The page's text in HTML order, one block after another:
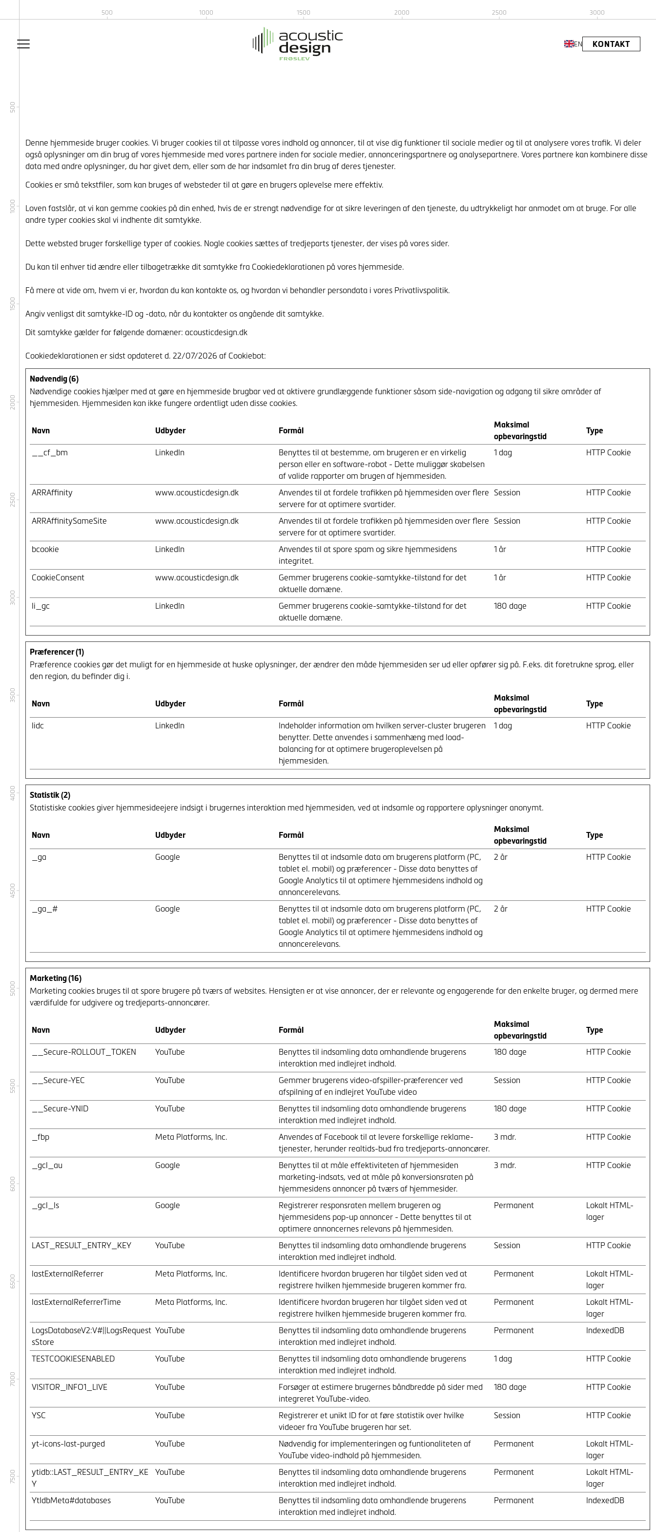
EN KONTAKT
500 1000 1500 2000 2500 3000
500
1000
1500
2000
2500
3000
3500
4000
4500
5000
5500
6000
6500
7000
7500
Denne hjemmeside bruger cookies. Vi bruger cookies til at tilpasse vores indhold og annoncer, til at vise dig funktioner til sociale medier og til at analysere vores trafik. Vi deler
også oplysninger om din brug af vores hjemmeside med vores partnere inden for sociale medier, annonceringspartnere og analysepartnere. Vores partnere kan kombinere disse
data med andre oplysninger, du har givet dem, eller som de har indsamlet fra din brug af deres tjenester.
Cookies er små tekstfiler, som kan bruges af websteder til at gøre en brugers oplevelse mere effektiv.
Loven fastslår, at vi kan gemme cookies på din enhed, hvis de er strengt nødvendige for at sikre leveringen af den tjeneste, du udtrykkeligt har anmodet om at bruge. For alle
andre typer cookies skal vi indhente dit samtykke.
Dette websted bruger forskellige typer af cookies. Nogle cookies sættes af tredjeparts tjenester, der vises på vores sider.
Du kan til enhver tid ændre eller tilbagetrække dit samtykke fra Cookiedeklarationen på vores hjemmeside.
Få mere at vide om, hvem vi er, hvordan du kan kontakte os, og hvordan vi behandler persondata i vores Privatlivspolitik.
Angiv venligst dit samtykke-ID og -dato, når du kontakter os angående dit samtykke.
Dit samtykke gælder for følgende domæner: acousticdesign.dk
Cookiedeklarationen er sidst opdateret d. 22/07/2026 af Cookiebot:
Nødvendig (6)
Nødvendige cookies hjælper med at gøre en hjemmeside brugbar ved at aktivere grundlæggende funktioner såsom side-navigation og adgang til sikre områder af
hjemmesiden. Hjemmesiden kan ikke fungere ordentligt uden disse cookies.
Navn Udbyder Formål
Maksimal
opbevaringstid
Type
__cf_bm LinkedIn
Benyttes til at bestemme, om brugeren er en virkelig
person eller en software-robot - Dette muliggør skabelsen
af valide rapporter om brugen af hjemmesiden.
1 dag HTTP Cookie
ARRAffinity www.acousticdesign.dk
Anvendes til at fordele trafikken på hjemmesiden over flere
servere for at optimere svartider.
Session HTTP Cookie
ARRAffinitySameSite www.acousticdesign.dk
Anvendes til at fordele trafikken på hjemmesiden over flere
servere for at optimere svartider.
Session HTTP Cookie
bcookie LinkedIn
Anvendes til at spore spam og sikre hjemmesidens
integritet.
1 år HTTP Cookie
CookieConsent www.acousticdesign.dk
Gemmer brugerens cookie-samtykke-tilstand for det
aktuelle domæne.
1 år HTTP Cookie
li_gc LinkedIn
Gemmer brugerens cookie-samtykke-tilstand for det
aktuelle domæne.
180 dage HTTP Cookie
Præferencer (1)
Præference cookies gør det muligt for en hjemmeside at huske oplysninger, der ændrer den måde hjemmesiden ser ud eller opfører sig på. F.eks. dit foretrukne sprog, eller
den region, du befinder dig i.
Navn Udbyder Formål
Maksimal
opbevaringstid
Type
lidc LinkedIn
Indeholder information om hvilken server-cluster brugeren
benytter. Dette anvendes i sammenhæng med load-
balancing for at optimere brugeroplevelsen på
hjemmesiden.
1 dag HTTP Cookie
Statistik (2)
Statistiske cookies giver hjemmesideejere indsigt i brugernes interaktion med hjemmesiden, ved at indsamle og rapportere oplysninger anonymt.
Navn Udbyder Formål
Maksimal
opbevaringstid
Type
_ga Google
Benyttes til at indsamle data om brugerens platform (PC,
tablet el. mobil) og præferencer - Disse data benyttes af
Google Analytics til at optimere hjemmesidens indhold og
annoncerelevans.
2 år HTTP Cookie
_ga_# Google
Benyttes til at indsamle data om brugerens platform (PC,
tablet el. mobil) og præferencer - Disse data benyttes af
Google Analytics til at optimere hjemmesidens indhold og
annoncerelevans.
2 år HTTP Cookie
Marketing (16)
Marketing cookies bruges til at spore brugere på tværs af websites. Hensigten er at vise annoncer, der er relevante og engagerende for den enkelte bruger, og dermed mere
værdifulde for udgivere og tredjeparts-annoncører.
Navn Udbyder Formål
Maksimal
opbevaringstid
Type
__Secure-ROLLOUT_TOKEN YouTube
Benyttes til indsamling data omhandlende brugerens
interaktion med indlejret indhold.
180 dage HTTP Cookie
__Secure-YEC YouTube
Gemmer brugerens video-afspiller-præferencer ved
afspilning af en indlejret YouTube video
Session HTTP Cookie
__Secure-YNID YouTube
Benyttes til indsamling data omhandlende brugerens
interaktion med indlejret indhold.
180 dage HTTP Cookie
_fbp Meta Platforms, Inc.
Anvendes af Facebook til at levere forskellige reklame-
tjenester, herunder realtids-bud fra tredjeparts-annoncører.
3 mdr. HTTP Cookie
_gcl_au Google
Benyttes til at måle effektiviteten af hjemmesiden
marketing-indsats, ved at måle på konversionsraten på
hjemmesidens annoncer på tværs af hjemmesider.
3 mdr. HTTP Cookie
_gcl_ls Google
Registrerer responsraten mellem brugeren og
hjemmesidens pop-up annoncer - Dette benyttes til at
optimere annoncernes relevans på hjemmesiden.
Permanent
Lokalt HTML-
lager
LAST_RESULT_ENTRY_KEY YouTube
Benyttes til indsamling data omhandlende brugerens
interaktion med indlejret indhold.
Session HTTP Cookie
lastExternalReferrer Meta Platforms, Inc.
Identificere hvordan brugeren har tilgået siden ved at
registrere hvilken hjemmeside brugeren kommer fra.
Permanent
Lokalt HTML-
lager
lastExternalReferrerTime
Meta Platforms, Inc.
Identificere hvordan brugeren har tilgået siden ved at
registrere hvilken hjemmeside brugeren kommer fra.
Permanent
Lokalt HTML-
lager
LogsDatabaseV2:V#||LogsRequest
sStore
YouTube
Benyttes til indsamling data omhandlende brugerens
interaktion med indlejret indhold.
Permanent IndexedDB
TESTCOOKIESENABLED YouTube
Benyttes til indsamling data omhandlende brugerens
interaktion med indlejret indhold.
1 dag HTTP Cookie
VISITOR_INFO1_LIVE YouTube
Forsøger at estimere brugernes båndbredde på sider med
integreret YouTube-video.
180 dage HTTP Cookie
YSC YouTube
Registrerer et unikt ID for at føre statistik over hvilke
videoer fra YouTube brugeren har set.
Session HTTP Cookie
yt-icons-last-purged YouTube
Nødvendig for implementeringen og funtionaliteten af
YouTube video-indhold på hjemmesiden.
Permanent
Lokalt HTML-
lager
ytidb::LAST_RESULT_ENTRY_KE
Y
YouTube
Benyttes til indsamling data omhandlende brugerens
interaktion med indlejret indhold.
Permanent
Lokalt HTML-
lager
YtIdbMeta#databases
YouTube
Benyttes til indsamling data omhandlende brugerens
interaktion med indlejret indhold.
Permanent IndexedDB